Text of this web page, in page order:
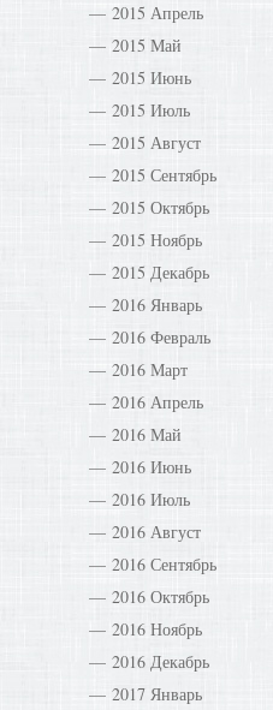
2015 Апрель
2015 Май
2015 Июнь
2015 Июль
2015 Август
2015 Сентябрь
2015 Октябрь
2015 Ноябрь
2015 Декабрь
2016 Январь
2016 Февраль
2016 Март
2016 Апрель
2016 Май
2016 Июнь
2016 Июль
2016 Август
2016 Сентябрь
2016 Октябрь
2016 Ноябрь
2016 Декабрь
2017 Январь